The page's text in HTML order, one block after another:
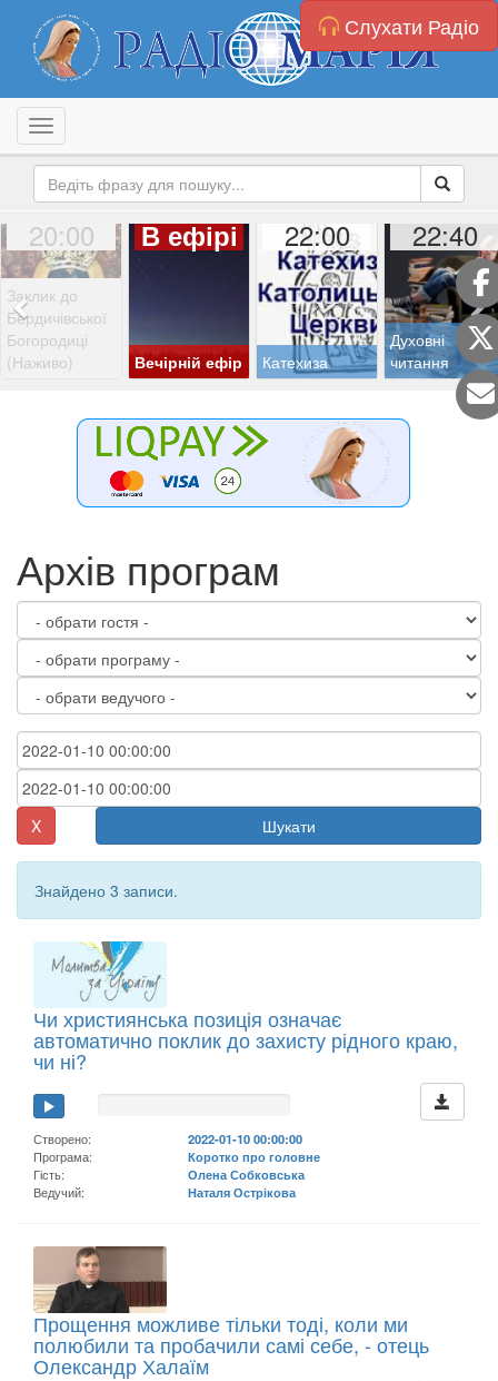
Слухати Радіо
Toggle navigation
20:00
Заклик до
Бердичівської
Богородиці
(Наживо)
В ефірі
Вечірній ефір
22:00
Катехиза
22:40
Духовні
читання
Архів програм
X Шукати
Знайдено 3 записи.
Чи християнська позиція означає
автоматично поклик до захисту рідного краю,
чи ні?
Створено:
2022-01-10 00:00:00
Програма:
Коротко про головне
Гість:
Олена Собковська
Ведучий:
Наталя Острікова
Прощення можливе тільки тоді, коли ми
полюбили та пробачили самі себе, - отець
Олександр Халаїм